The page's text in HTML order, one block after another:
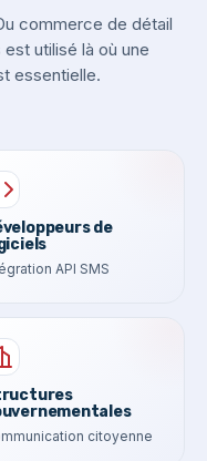
commerce de détail
utilisé là où une
essentielle.
de
API SMS
citoyenne